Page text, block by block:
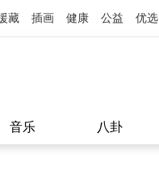
藏 插画 健康 公益 优选
音乐 八卦